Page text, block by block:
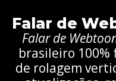
Falar de
Falar de
brasileiro 100%
de rolagem